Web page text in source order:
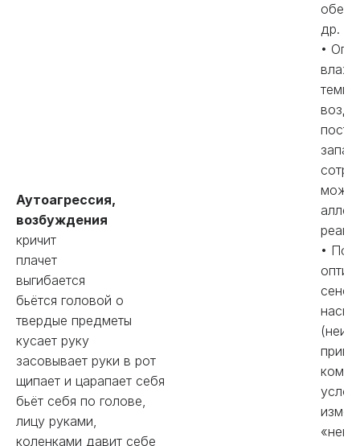
Аутоагрессия,
возбуждения
кричит
плачет
выгибается
бьётся головой о
твердые предметы
кусает руку
засовывает руки в рот
щипает и царапает себя
бьёт себя по голове,
лицу руками,
коленками давит себе
др.
•
•